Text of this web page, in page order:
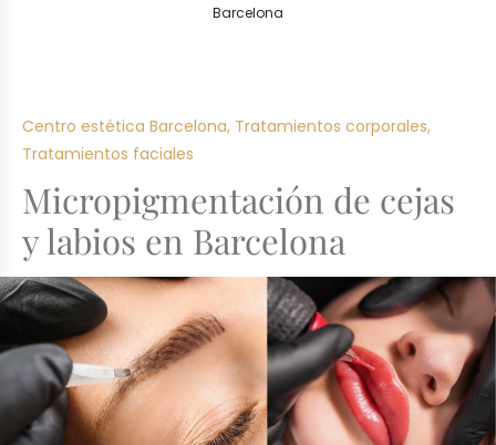
Barcelona
Centro estética Barcelona, Tratamientos corporales,
Tratamientos faciales
Micropigmentación de cejas
y labios en Barcelona